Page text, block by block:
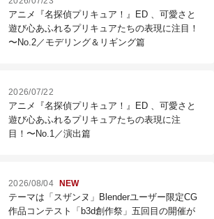
アニメ『名探偵プリキュア！』ED 、可愛さと
遊び心あふれるプリキュアたちの表現に注目！
〜No.2／モデリング＆リギング篇
2026/07/22
アニメ『名探偵プリキュア！』ED 、可愛さと
遊び心あふれるプリキュアたちの表現に注
目！〜No.1／演出篇
2026/08/04 NEW
テーマは「スザンヌ」Blenderユーザー限定CG
作品コンテスト「b3d創作祭」五回目の開催が